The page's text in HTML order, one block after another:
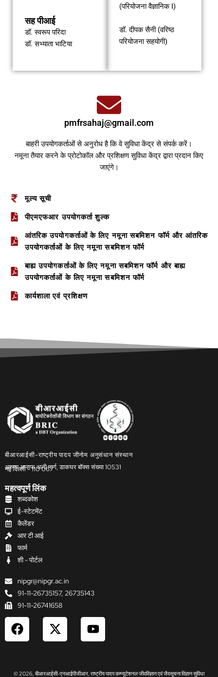
सह पीआई
डॉ. स्वरूप परिदा
डॉ. सभ्याता भाटिया
(परियोजना वैज्ञानिक I)
डॉ. दीपक सैनी (वरिष्ठ
परियोजना सहयोगी)
pmfrsahaj@gmail.com
बाहरी उपयोगकर्ताओं से अनुरोध है कि वे सुविधा केंद्र से संपर्क करें।
नमूना तैयार करने के प्रोटोकॉल और प्रशिक्षण सुविधा केंद्र द्वारा प्रदान किए
जाएंगे।
मूल्य सूची
पीएमएफआर उपयोगकर्ता शुल्क
आंतरिक उपयोगकर्ताओं के लिए नमूना सबमिशन फॉर्म और आंतरिक
उपयोगकर्ताओं के लिए नमूना सबमिशन फॉर्म
बाह्य उपयोगकर्ताओं के लिए नमूना सबमिशन फॉर्म और बाह्य
उपयोगकर्ताओं के लिए नमूना सबमिशन फॉर्म
कार्यशाला एवं प्रशिक्षण
बीआरआईसी-राष्ट्रीय पादप जीनोम अनुसंधान संस्थान
अरुणा आसफ अली मार्ग, डाकघर बॉक्स संख्या 10531
नई दिल्ली - 110 067
महत्वपूर्ण लिंक
शब्दकोश
ई-स्टेटमेंट
कैलेंडर
आर टी आई
फार्म
शी - पोर्टल
nipgr@nipgr.ac.in
91-11-26735157, 26735143
91-11-26741658
F
a
b
X
-
i
Y
o
u
© 2026, बीआरआईसी-एनआईपीजीआर, राष्ट्रीय पादप कम्प्यूटेशनल जीवविज्ञान एवं जैवसूचना विज्ञान सुविधा